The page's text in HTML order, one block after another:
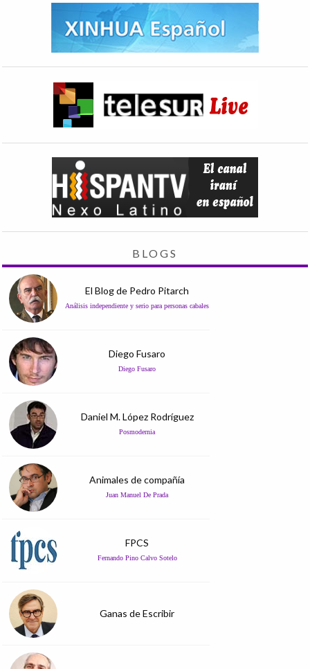
BLOGS
El Blog de Pedro Pitarch
Análisis independiente y serio para personas cabales
Diego Fusaro
Diego Fusaro
Daniel M. López Rodríguez
Posmodernia
Animales de compañía
Juan Manuel De Prada
FPCS
Fernando Pino Calvo Sotelo
Ganas de Escribir